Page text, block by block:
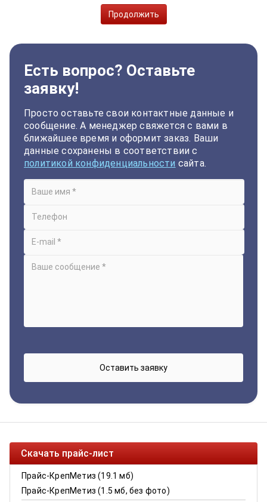
Продолжить
Есть вопрос? Оставьте
заявку!
Просто оставьте свои контактные данные и
сообщение. А менеджер свяжется с вами в
ближайшее время и оформит заказ. Ваши
данные сохранены в соответствии с
политикой конфиденциальности сайта.
Скачать прайс-лист
Прайс-КрепМетиз (19.1 мб)
Прайс-КрепМетиз (1.5 мб, без фото)